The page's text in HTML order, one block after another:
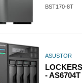
BST170-8T
ASUSTOR
- AS6704T